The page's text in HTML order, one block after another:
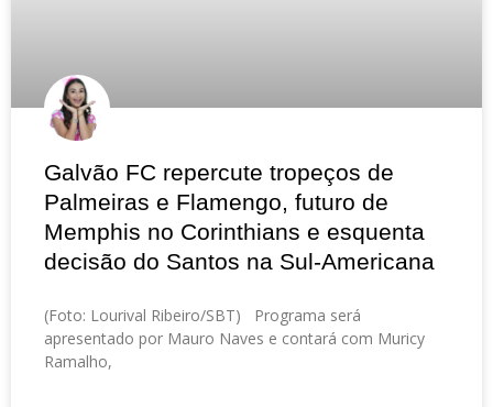
Galvão FC repercute tropeços de
Palmeiras e Flamengo, futuro de
Memphis no Corinthians e esquenta
decisão do Santos na Sul-Americana
(Foto: Lourival Ribeiro/SBT) Programa será
apresentado por Mauro Naves e contará com Muricy
Ramalho,